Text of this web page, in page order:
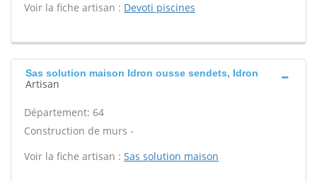
Voir la fiche artisan : Devoti piscines
Sas solution maison Idron ousse sendets, Idron
Artisan
Département: 64
Construction de murs -
Voir la fiche artisan : Sas solution maison